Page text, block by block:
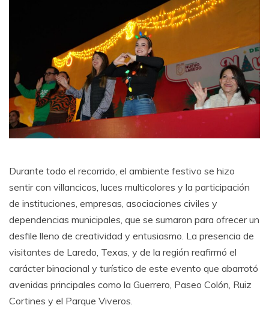
Durante todo el recorrido, el ambiente festivo se hizo
sentir con villancicos, luces multicolores y la participación
de instituciones, empresas, asociaciones civiles y
dependencias municipales, que se sumaron para ofrecer un
desfile lleno de creatividad y entusiasmo. La presencia de
visitantes de Laredo, Texas, y de la región reafirmó el
carácter binacional y turístico de este evento que abarrotó
avenidas principales como la Guerrero, Paseo Colón, Ruiz
Cortines y el Parque Viveros.